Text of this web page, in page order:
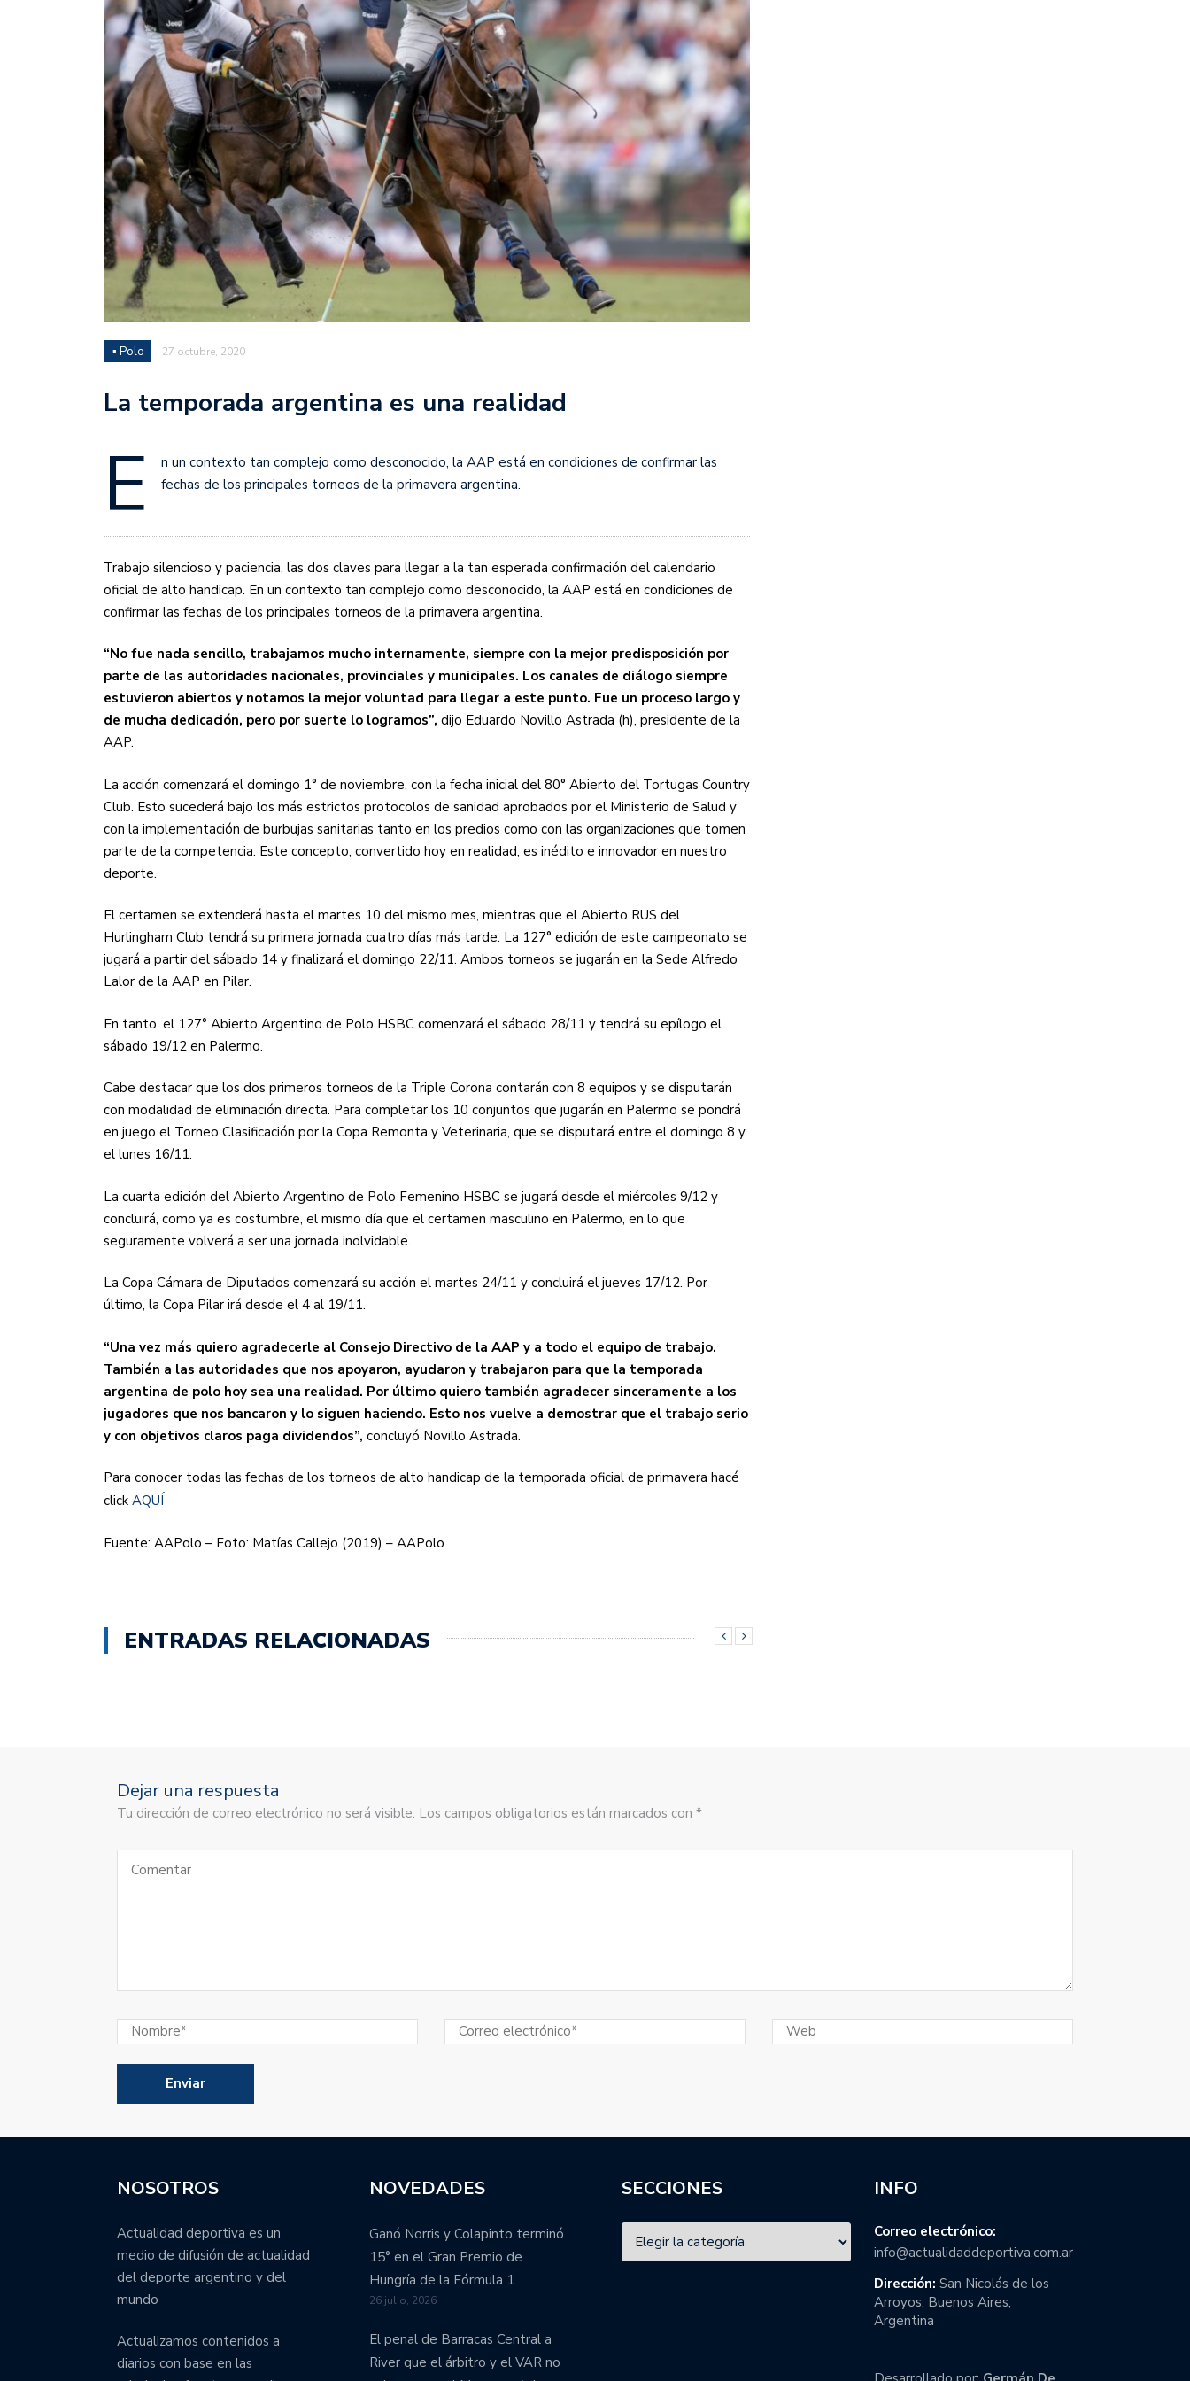
en la historia grande del club”
Nicolás Otamendi regresa al fútbol argentino después de 16 años: del orgullo
de Vélez a la pasión por River
Boca ganó con lo justo ante O’Higgins gracias a la jerarquía de Paredes: una
diferencia y un juego que no dan paz para ir a Rancagua
El Nacional de Clubes A llega a Córdoba con el histórico regreso de Diego
Simonet
Lista de la selección femenina de Argentina para la Copa Mundial de Hockey FIH
2026
Lista de la selección masculina de Argentina para la Copa Mundial de Hockey
Sudamericana
▪ Polo 27 octubre, 2020
La temporada argentina es una realidad
E
n un contexto tan complejo como desconocido, la AAP está en condiciones de confirmar las
fechas de los principales torneos de la primavera argentina.
Trabajo silencioso y paciencia, las dos claves para llegar a la tan esperada confirmación del calendario
oficial de alto handicap. En un contexto tan complejo como desconocido, la AAP está en condiciones de
confirmar las fechas de los principales torneos de la primavera argentina.
“No fue nada sencillo, trabajamos mucho internamente, siempre con la mejor predisposición por
parte de las autoridades nacionales, provinciales y municipales. Los canales de diálogo siempre
estuvieron abiertos y notamos la mejor voluntad para llegar a este punto. Fue un proceso largo y
de mucha dedicación, pero por suerte lo logramos”, dijo Eduardo Novillo Astrada (h), presidente de la
AAP.
La acción comenzará el domingo 1° de noviembre, con la fecha inicial del 80° Abierto del Tortugas Country
Club. Esto sucederá bajo los más estrictos protocolos de sanidad aprobados por el Ministerio de Salud y
con la implementación de burbujas sanitarias tanto en los predios como con las organizaciones que tomen
parte de la competencia. Este concepto, convertido hoy en realidad, es inédito e innovador en nuestro
deporte.
El certamen se extenderá hasta el martes 10 del mismo mes, mientras que el Abierto RUS del
Hurlingham Club tendrá su primera jornada cuatro días más tarde. La 127° edición de este campeonato se
jugará a partir del sábado 14 y finalizará el domingo 22/11. Ambos torneos se jugarán en la Sede Alfredo
Lalor de la AAP en Pilar.
En tanto, el 127° Abierto Argentino de Polo HSBC comenzará el sábado 28/11 y tendrá su epílogo el
sábado 19/12 en Palermo.
Cabe destacar que los dos primeros torneos de la Triple Corona contarán con 8 equipos y se disputarán
con modalidad de eliminación directa. Para completar los 10 conjuntos que jugarán en Palermo se pondrá
en juego el Torneo Clasificación por la Copa Remonta y Veterinaria, que se disputará entre el domingo 8 y
el lunes 16/11.
La cuarta edición del Abierto Argentino de Polo Femenino HSBC se jugará desde el miércoles 9/12 y
concluirá, como ya es costumbre, el mismo día que el certamen masculino en Palermo, en lo que
seguramente volverá a ser una jornada inolvidable.
La Copa Cámara de Diputados comenzará su acción el martes 24/11 y concluirá el jueves 17/12. Por
último, la Copa Pilar irá desde el 4 al 19/11.
“Una vez más quiero agradecerle al Consejo Directivo de la AAP y a todo el equipo de trabajo.
También a las autoridades que nos apoyaron, ayudaron y trabajaron para que la temporada
argentina de polo hoy sea una realidad. Por último quiero también agradecer sinceramente a los
jugadores que nos bancaron y lo siguen haciendo. Esto nos vuelve a demostrar que el trabajo serio
y con objetivos claros paga dividendos”, concluyó Novillo Astrada.
Para conocer todas las fechas de los torneos de alto handicap de la temporada oficial de primavera hacé
click AQUÍ
Fuente: AAPolo – Foto: Matías Callejo (2019) – AAPolo
ENTRADAS RELACIONADAS
Dejar una respuesta
Tu dirección de correo electrónico no será visible. Los campos obligatorios están marcados con *
NOSOTROS
Actualidad deportiva es un
medio de difusión de actualidad
del deporte argentino y del
mundo
Actualizamos contenidos a
diarios con base en las
NOVEDADES
Ganó Norris y Colapinto terminó
15° en el Gran Premio de
Hungría de la Fórmula 1
26 julio, 2026
El penal de Barracas Central a
River que el árbitro y el VAR no
SECCIONES INFO
Correo electrónico:
info@actualidaddeportiva.com.ar
Dirección: San Nicolás de los
Arroyos, Buenos Aires,
Argentina